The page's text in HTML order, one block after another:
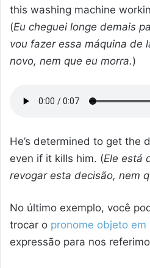
this washing machine
(Eu cheguei longe demais
vou fazer essa máquina de
novo, nem que eu morra.)
He’s determined to get the
even if it kills him. (Ele está
revogar esta decisão, nem
No último exemplo, você
trocar o pronome objeto em
expressão para nos